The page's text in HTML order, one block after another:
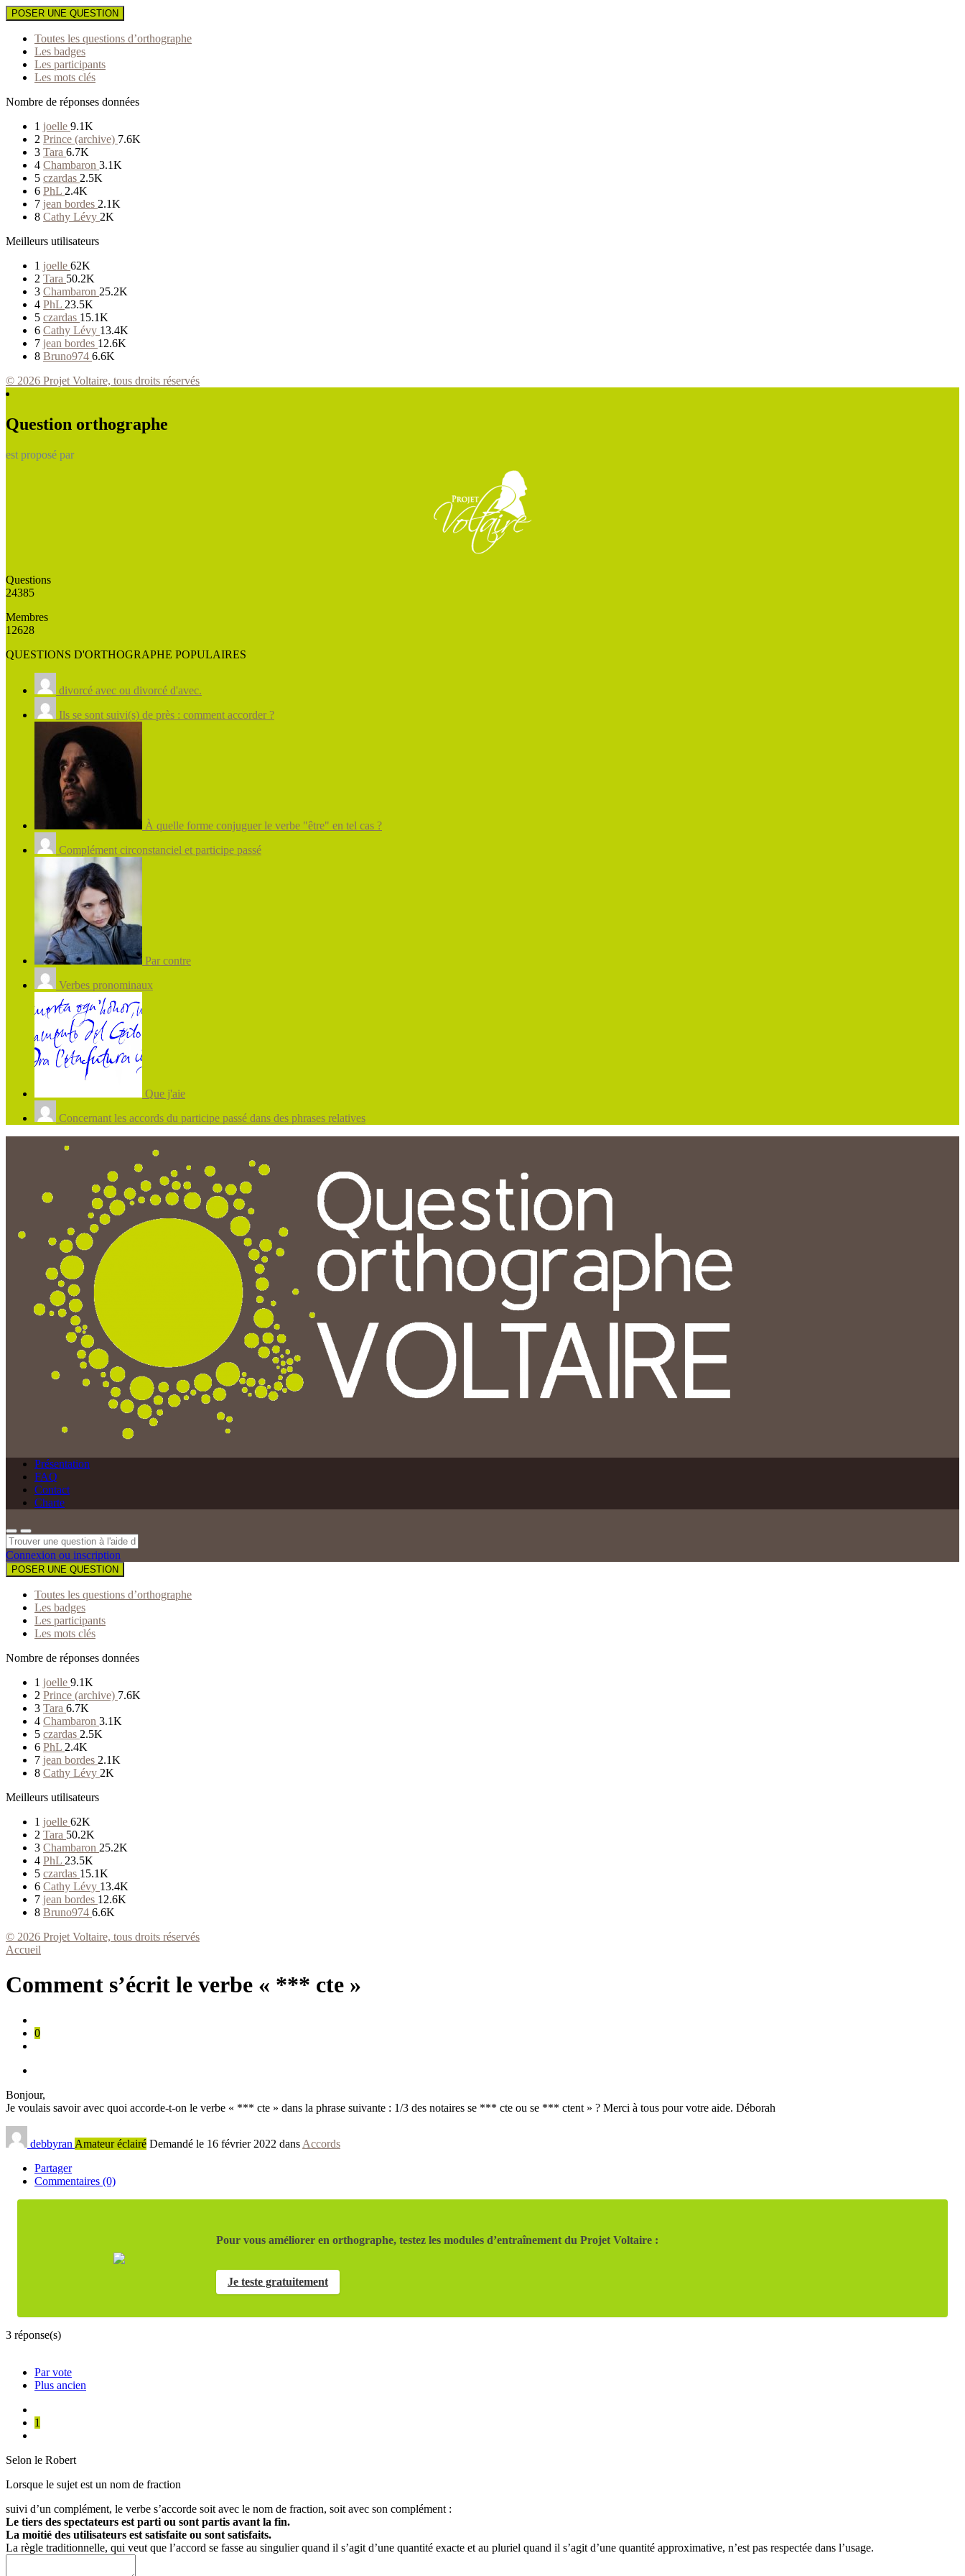
POSER UNE QUESTION
Toutes les questions d’orthographe
Les badges
Les participants
Les mots clés
Nombre de réponses données
1 joelle 9.1K
2 Prince (archive) 7.6K
3 Tara 6.7K
4 Chambaron 3.1K
5 czardas 2.5K
6 PhL 2.4K
7 jean bordes 2.1K
8 Cathy Lévy 2K
Meilleurs utilisateurs
1 joelle 62K
2 Tara 50.2K
3 Chambaron 25.2K
4 PhL 23.5K
5 czardas 15.1K
6 Cathy Lévy 13.4K
7 jean bordes 12.6K
8 Bruno974 6.6K
© 2026 Projet Voltaire, tous droits réservés
Question orthographe
est proposé par
Questions
24385
Membres
12628
QUESTIONS D'ORTHOGRAPHE POPULAIRES
divorcé avec ou divorcé d'avec.
Ils se sont suivi(s) de près : comment accorder ?
À quelle forme conjuguer le verbe "être" en tel cas ?
Complément circonstanciel et participe passé
Par contre
Verbes pronominaux
Que j'aie
Concernant les accords du participe passé dans des phrases relatives
Présentation
FAQ
Contact
Charte
Connexion ou inscription
POSER UNE QUESTION
Toutes les questions d’orthographe
Les badges
Les participants
Les mots clés
Nombre de réponses données
1 joelle 9.1K
2 Prince (archive) 7.6K
3 Tara 6.7K
4 Chambaron 3.1K
5 czardas 2.5K
6 PhL 2.4K
7 jean bordes 2.1K
8 Cathy Lévy 2K
Meilleurs utilisateurs
1 joelle 62K
2 Tara 50.2K
3 Chambaron 25.2K
4 PhL 23.5K
5 czardas 15.1K
6 Cathy Lévy 13.4K
7 jean bordes 12.6K
8 Bruno974 6.6K
© 2026 Projet Voltaire, tous droits réservés
Accueil
Comment s’écrit le verbe « *** cte »
0
Bonjour,
Je voulais savoir avec quoi accorde-t-on le verbe « *** cte » dans la phrase suivante : 1/3 des notaires se *** cte ou se *** ctent » ? Merci à tous pour votre aide. Déborah
debbyran Amateur éclairé Demandé le 16 février 2022 dans Accords
Partager
Commentaires (0)
Pour vous améliorer en orthographe, testez les modules d’entraînement du Projet Voltaire :
Je teste gratuitement
3 réponse(s)
Par vote
Plus ancien
1
Selon le Robert
Lorsque le sujet est un nom de fraction
suivi d’un complément, le verbe s’accorde soit avec le nom de fraction, soit avec son complément :
Le tiers des spectateurs est parti ou sont partis avant la fin.
La moitié des utilisateurs est satisfaite ou sont satisfaits.
La règle traditionnelle, qui veut que l’accord se fasse au singulier quand il s’agit d’une quantité exacte et au pluriel quand il s’agit d’une quantité approximative, n’est pas respectée dans l’usage.